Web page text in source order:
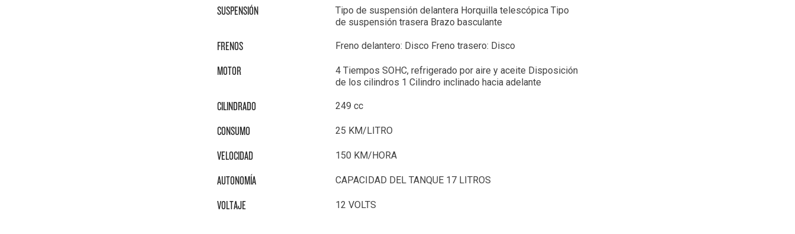
SUSPENSIÓN
Tipo de suspensión delantera Horquilla telescópica Tipo
de suspensión trasera Brazo basculante
FRENOS Freno delantero: Disco Freno trasero: Disco
MOTOR
4 Tiempos SOHC, refrigerado por aire y aceite Disposición
de los cilindros 1 Cilindro inclinado hacia adelante
CILINDRADO 249 cc
CONSUMO 25 KM/LITRO
VELOCIDAD 150 KM/HORA
AUTONOMÍA CAPACIDAD DEL TANQUE 17 LITROS
VOLTAJE 12 VOLTS